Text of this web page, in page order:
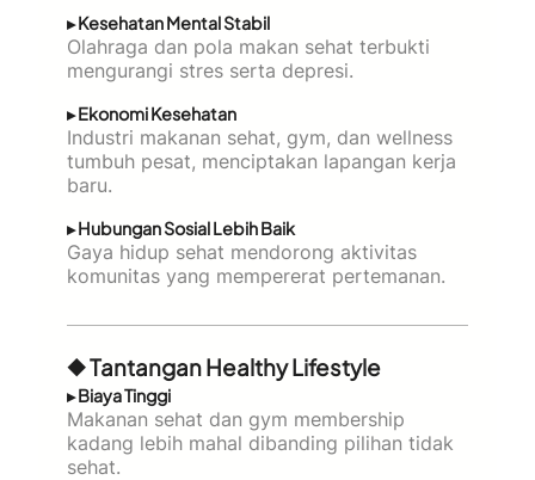
▸ Kesehatan Mental Stabil
Olahraga dan pola makan sehat terbukti
mengurangi stres serta depresi.
▸ Ekonomi Kesehatan
Industri makanan sehat, gym, dan wellness
tumbuh pesat, menciptakan lapangan kerja
baru.
▸ Hubungan Sosial Lebih Baik
Gaya hidup sehat mendorong aktivitas
komunitas yang mempererat pertemanan.
◆ Tantangan Healthy Lifestyle
▸ Biaya Tinggi
Makanan sehat dan gym membership
kadang lebih mahal dibanding pilihan tidak
sehat.